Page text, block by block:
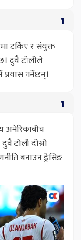
1
टर्किए र संयुक्त
दुवै टोलीले
प्रयास गर्नेछन्।
1
अमेरिकाबीच
टोली दोस्रो
बनाउन ड्रेसिङ